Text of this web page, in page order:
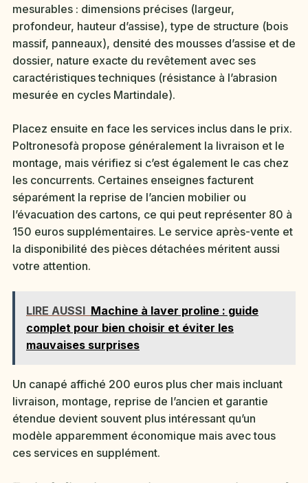
mesurables : dimensions précises (largeur,
profondeur, hauteur d’assise), type de structure (bois
massif, panneaux), densité des mousses d’assise et de
dossier, nature exacte du revêtement avec ses
caractéristiques techniques (résistance à l’abrasion
mesurée en cycles Martindale).
Placez ensuite en face les services inclus dans le prix.
Poltronesofà propose généralement la livraison et le
montage, mais vérifiez si c’est également le cas chez
les concurrents. Certaines enseignes facturent
séparément la reprise de l’ancien mobilier ou
l’évacuation des cartons, ce qui peut représenter 80 à
150 euros supplémentaires. Le service après-vente et
la disponibilité des pièces détachées méritent aussi
votre attention.
LIRE AUSSI Machine à laver proline : guide
complet pour bien choisir et éviter les
mauvaises surprises
Un canapé affiché 200 euros plus cher mais incluant
livraison, montage, reprise de l’ancien et garantie
étendue devient souvent plus intéressant qu’un
modèle apparemment économique mais avec tous
ces services en supplément.